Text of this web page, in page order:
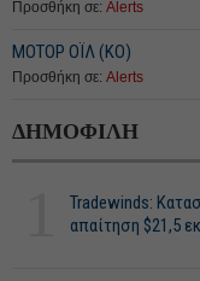
Προσθήκη σε: Alerts
ΜΟΤΟΡ ΟΪΛ (ΚΟ)
Προσθήκη σε: Alerts
ΔΗΜΟΦΙΛΗ
Tradewinds:
απαίτηση $21,5